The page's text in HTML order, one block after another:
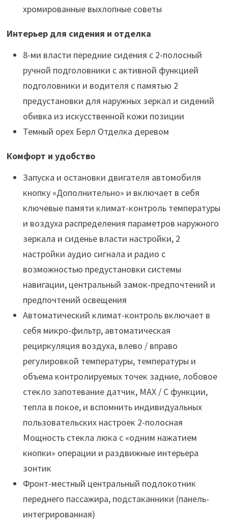
хромированные выхлопные советы
Интерьер для сидения и отделка
8-ми власти передние сидения с 2-полосный
ручной подголовники с активной функцией
подголовники и водителя с памятью 2
предустановки для наружных зеркал и сидений
обивка из искусственной кожи позиции
Темный орех Берл Отделка деревом
Комфорт и удобство
Запуска и остановки двигателя автомобиля
кнопку «Дополнительно» и включает в себя
ключевые памяти климат-контроль температуры
и воздуха распределения параметров наружного
зеркала и сиденье власти настройки, 2
настройки аудио сигнала и радио с
возможностью предустановки системы
навигации, центральный замок-предпочтений и
предпочтений освещения
Автоматический климат-контроль включает в
себя микро-фильтр, автоматическая
рециркуляция воздуха, влево / вправо
регулировкой температуры, температуры и
объема контролируемых точек задние, лобовое
стекло запотевание датчик, MAX / C функции,
тепла в покое, и вспомнить индивидуальных
пользовательских настроек 2-полосная
Мощность стекла люка с «одним нажатием
кнопки» операции и раздвижные интерьера
зонтик
Фронт-местный центральный подлокотник
переднего пассажира, подстаканники (панель-
интегрированная)